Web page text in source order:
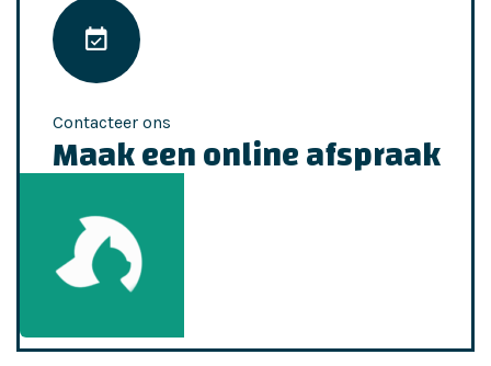
Contacteer ons
Maak een online afspraak